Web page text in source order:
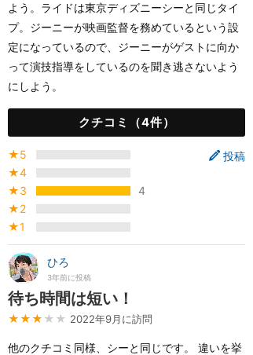
よう。ライドは東京ディズニーシーと同じタイ
プ。ジーニーが映画監督を務めているという設
定になっているので、ジーニーがゲストに向か
って演技指導をしているのを聞き逃さないよう
にしよう。
クチコミ（4件）
投稿
★5
★4
★3
4
★2
★1
ひろ
3年前に投稿
待ち時間は短い！
★★★ ★★ 2022年9月に訪問
他のクチコミ同様、シーと同じです。 違いを挙